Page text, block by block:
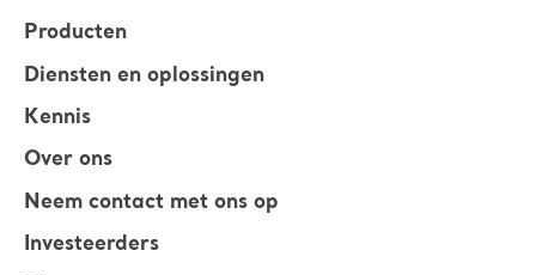
Producten
Diensten en oplossingen
Kennis
Over ons
Neem contact met ons op
Investeerders